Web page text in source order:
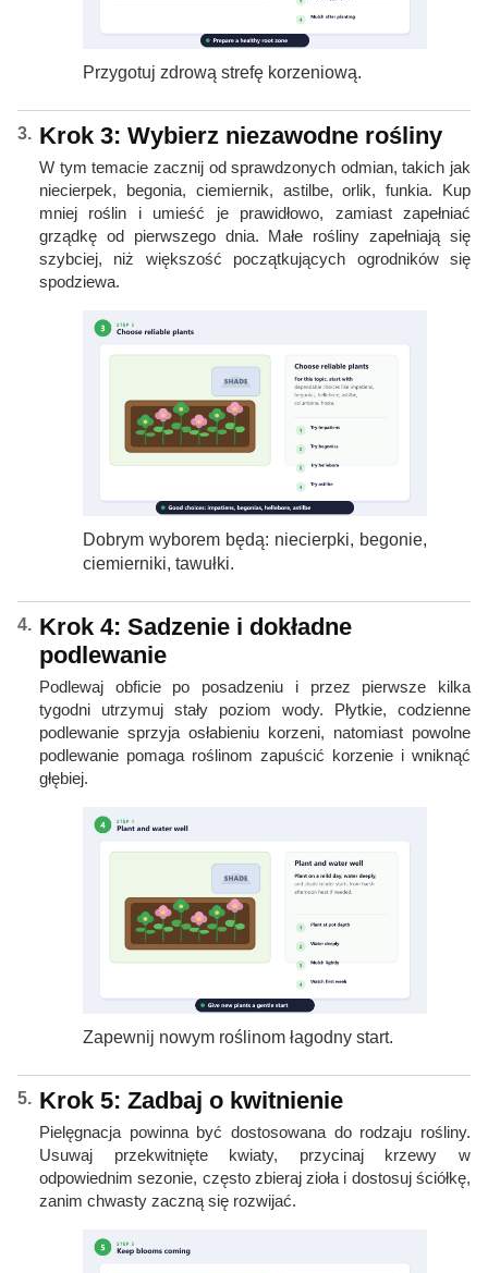
Przygotuj zdrową strefę korzeniową.
Krok 3: Wybierz niezawodne rośliny
W tym temacie zacznij od sprawdzonych odmian, takich jak
niecierpek, begonia, ciemiernik, astilbe, orlik, funkia. Kup
mniej roślin i umieść je prawidłowo, zamiast zapełniać
grządkę od pierwszego dnia. Małe rośliny zapełniają się
szybciej, niż większość początkujących ogrodników się
spodziewa.
Dobrym wyborem będą: niecierpki, begonie,
ciemierniki, tawułki.
Krok 4: Sadzenie i dokładne
podlewanie
Podlewaj obficie po posadzeniu i przez pierwsze kilka
tygodni utrzymuj stały poziom wody. Płytkie, codzienne
podlewanie sprzyja osłabieniu korzeni, natomiast powolne
podlewanie pomaga roślinom zapuścić korzenie i wniknąć
głębiej.
Zapewnij nowym roślinom łagodny start.
Krok 5: Zadbaj o kwitnienie
Pielęgnacja powinna być dostosowana do rodzaju rośliny.
Usuwaj przekwitnięte kwiaty, przycinaj krzewy w
odpowiednim sezonie, często zbieraj zioła i dostosuj ściółkę,
zanim chwasty zaczną się rozwijać.